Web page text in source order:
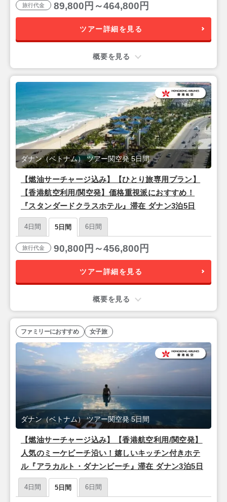
旅行代金 89,800円～464,800円
ツアー詳細を見る
概要を見る
【燃油サーチャージ込み】【ひとり旅専用プラン】
【香港航空利用/関空発】価格重視派におすすめ！
『スタンダードクラスホテル』滞在 ダナン3泊5日
ダナン（ベトナム） ツアー関空発 5日間
4日間 5日間 6日間
旅行代金 90,800円～456,800円
ツアー詳細を見る
概要を見る
【燃油サーチャージ込み】【香港航空利用/関空発】
人気のミーケビーチ沿い！嬉しいキッチン付きホテ
ル『アラカルト・ダナンビーチ』滞在 ダナン3泊5日
ダナン（ベトナム） ツアー関空発 5日間
ファミリーにおすすめ 女子旅
4日間 5日間 6日間